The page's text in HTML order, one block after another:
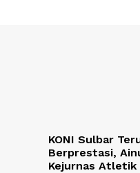
KONI Sulbar
Berprestasi,
Kejurnas Atletik